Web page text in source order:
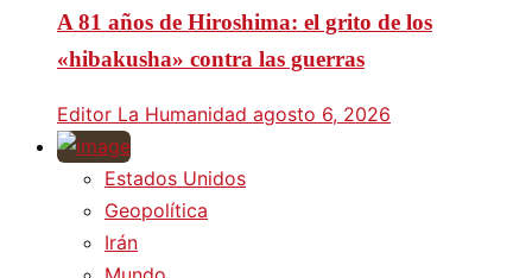
A 81 años de Hiroshima: el grito de los
«hibakusha» contra las guerras
Editor La Humanidad agosto 6, 2026
Estados Unidos
Geopolítica
Irán